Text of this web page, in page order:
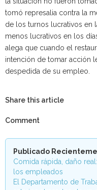
tomó represalia contra la
de los turnos lucrativos en
menos lucrativos en los
alega que cuando el
intención de tomar acción
despedida de su empleo.
Share this article
Comment
Publicado
Comida rápida, daño
los empleados
El Departamento de